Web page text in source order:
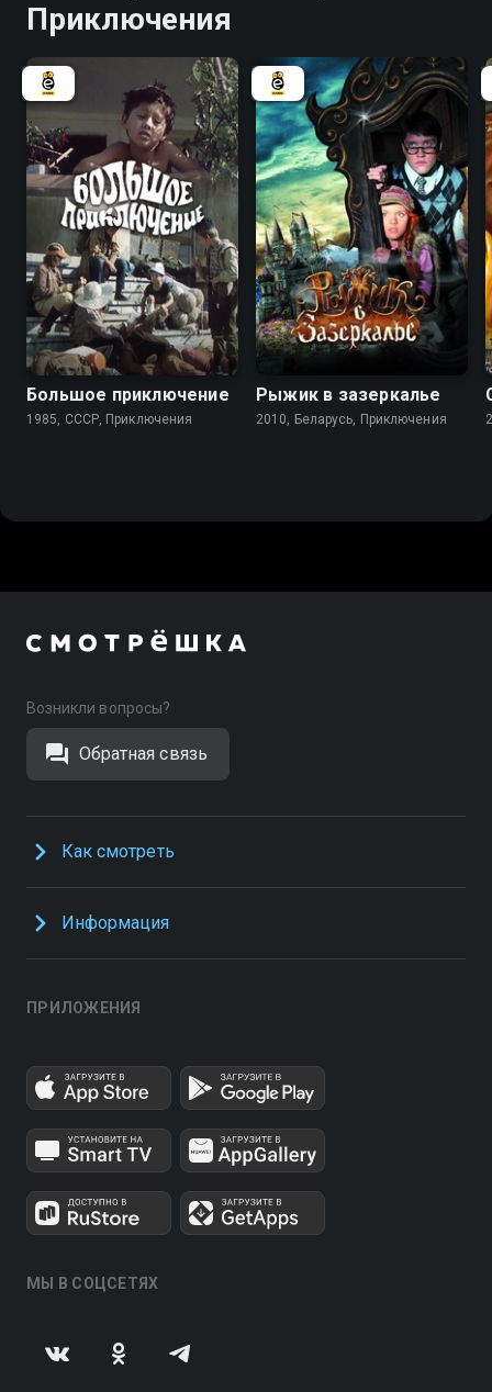
Приключения
7.3
Большое приключение
1985, СССР, Приключения
6.0
Рыжик в зазеркалье
2010, Беларусь, Приключения
Возникли вопросы?
Обратная связь
Как смотреть
Информация
ПРИЛОЖЕНИЯ
МЫ В СОЦСЕТЯХ